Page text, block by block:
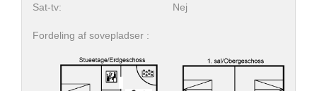
Sat-tv:
Nej
Fordeling af sovepladser :